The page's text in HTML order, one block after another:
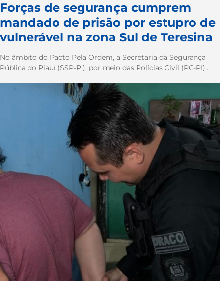
Forças de segurança cumprem
mandado de prisão por estupro de
vulnerável na zona Sul de Teresina
No âmbito do Pacto Pela Ordem, a Secretaria da Segurança
Pública do Piauí (SSP-PI), por meio das Polícias Civil (PC-PI)...